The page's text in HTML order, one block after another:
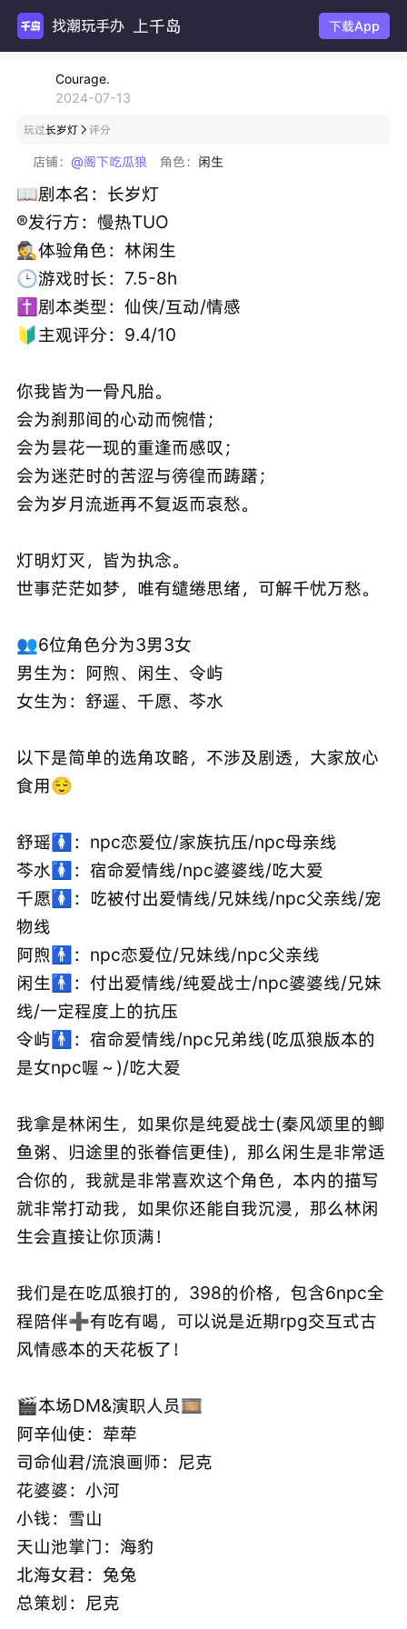
找潮玩手办 上千岛 下载App
Courage.
2024-07-13
玩过长岁灯  评分
店铺： @阁下吃瓜狼 角色： 闲生
📖剧本名：长岁灯
®️发行方：慢热TUO
🕵️体验角色：林闲生
🕒游戏时长：7.5-8h
✝️剧本类型：仙侠/互动/情感
🔰主观评分：9.4/10
你我皆为一骨凡胎。
会为刹那间的心动而惋惜；
会为昙花一现的重逢而感叹；
会为迷茫时的苦涩与徬徨而踌躇；
会为岁月流逝再不复返而哀愁。
灯明灯灭，皆为执念。
世事茫茫如梦，唯有缱绻思绪，可解千忧万愁。
👥6位角色分为3男3女
男生为：阿煦、闲生、令屿
女生为：舒遥、千愿、芩水
以下是简单的选角攻略，不涉及剧透，大家放心
食用😌
舒瑶🚺：npc恋爱位/家族抗压/npc母亲线
芩水🚺：宿命爱情线/npc婆婆线/吃大爱
千愿🚺：吃被付出爱情线/兄妹线/npc父亲线/宠
物线
阿煦🚹：npc恋爱位/兄妹线/npc父亲线
闲生🚹：付出爱情线/纯爱战士/npc婆婆线/兄妹
线/一定程度上的抗压
令屿🚹：宿命爱情线/npc兄弟线(吃瓜狼版本的
是女npc喔～)/吃大爱
我拿是林闲生，如果你是纯爱战士(秦风颂里的鲫
鱼粥、归途里的张眷信更佳)，那么闲生是非常适
合你的，我就是非常喜欢这个角色，本内的描写
就非常打动我，如果你还能自我沉浸，那么林闲
生会直接让你顶满！
我们是在吃瓜狼打的，398的价格，包含6npc全
程陪伴➕有吃有喝，可以说是近期rpg交互式古
风情感本的天花板了！
🎬本场DM&演职人员🎞️
阿辛仙使：荦荦
司命仙君/流浪画师：尼克
花婆婆：小河
小钱：雪山
天山池掌门：海豹
北海女君：兔兔
总策划：尼克